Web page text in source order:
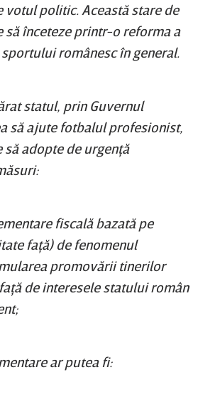
votul politic. Această stare de
înceteze printr-o reforma a
românesc în general.
statul, prin Guvernul
să ajute fotbalul profesionist,
să adopte de urgenţă
fiscală bazată pe
faţă) de fenomenul
promovării tinerilor
de interesele statului român
ar putea fi: